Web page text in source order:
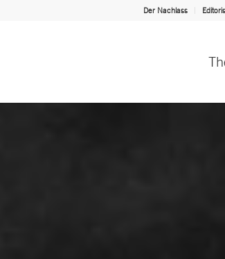
Der Nachlass